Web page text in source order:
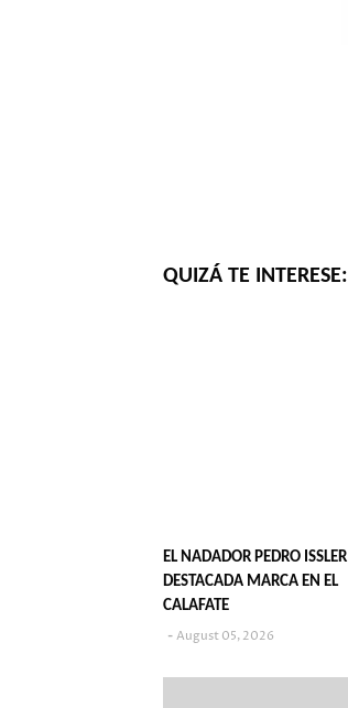
QUIZÁ TE INTERESE:
EL NADADOR PEDRO
DESTACADA MARCA EN EL
CALAFATE
August 05, 2026